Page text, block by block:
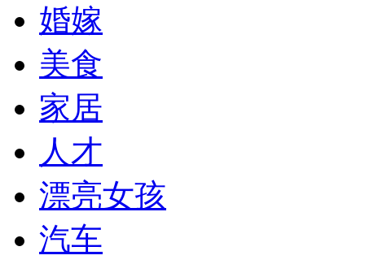
婚嫁
美食
家居
人才
漂亮女孩
汽车